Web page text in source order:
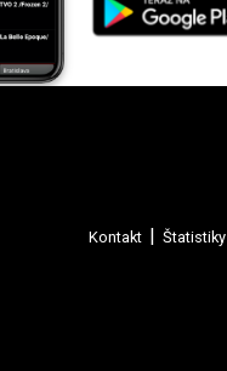
Kontakt Štatistiky